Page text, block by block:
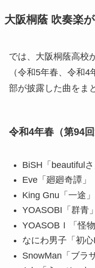
大阪桐蔭 吹奏楽
では、大阪桐蔭高校
（令和5年春、令和
部が披露した曲をま
令和4年春（第94
BiSH「beautiful
Eve「廻廻奇譚
King Gnu「一途
YOASOBI「群
YOASOBＩ「怪
なにわ男子「初
SnowMan「ブラ